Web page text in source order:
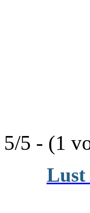
5/5 - (1
Lust